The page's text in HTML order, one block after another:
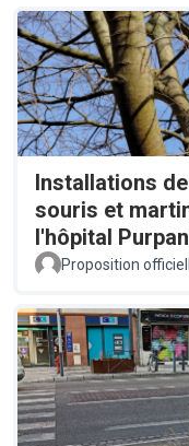
Installations
souris et
l'hôpital Purpan
Proposition